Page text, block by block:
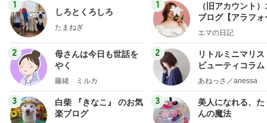
1
しろとくろしろ
たまねぎ
2
母さんは今日も世話を
やく
藤緒 ミルカ
3
白柴 『きなこ』 のお気
楽ブログ
1
（旧アカウント
ブログ【アラフォ
社売却セカンドラ
エマの日記
2
リトルミニマリス
ビューティコラ
little
あねっさ／anessa
3
美人になれる、た
んの魔法